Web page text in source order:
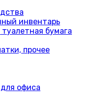
инвентарь
бумага
прочее
офиса